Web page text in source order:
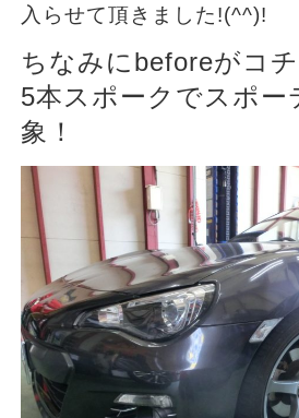
入らせて頂きました!(^^)!
ちなみにbeforeがコチ
5本スポークでスポー
象！